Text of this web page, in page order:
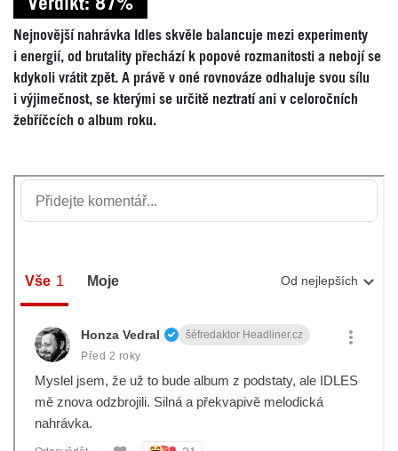
Verdikt: 87%
Nejnovější nahrávka Idles skvěle balancuje mezi experimenty
i energií, od brutality přechází k popové rozmanitosti a nebojí se
kdykoli vrátit zpět. A právě v oné rovnováze odhaluje svou sílu
i výjimečnost, se kterými se určitě neztratí ani v celoročních
žebříčcích o album roku.